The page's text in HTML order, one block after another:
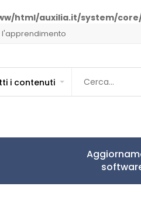
html/auxilia.it/system/
l'apprendimento
i contenuti